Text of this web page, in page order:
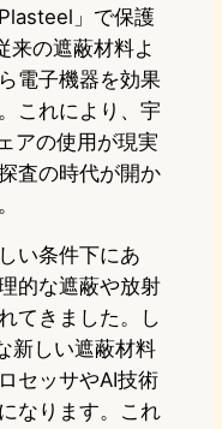
」で保護
来の遮蔽材料よ
電子機器を効果
これにより、宇
アの使用が現実
査の時代が開か
い条件下にあ
的な遮蔽や放射
てきました。し
新しい遮蔽材料
セッサやAI技術
なります。これ